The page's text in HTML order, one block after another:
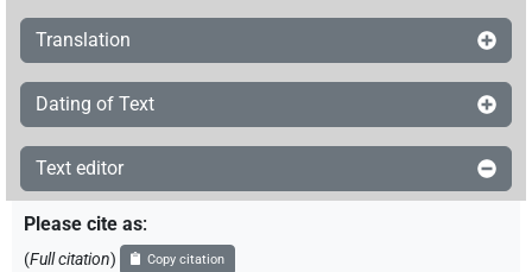
Translation
Dating of Text
Text editor
Please cite as:
(Full citation) Copy citation